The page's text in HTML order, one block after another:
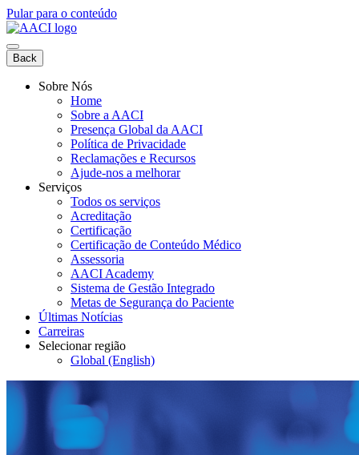
Pular para o conteúdo
Back
Sobre Nós
Home
Sobre a AACI
Presença Global da AACI
Política de Privacidade
Reclamações e Recursos
Ajude-nos a melhorar
Serviços
Todos os serviços
Acreditação
Certificação
Certificação de Conteúdo Médico
Assessoria
AACI Academy
Sistema de Gestão Integrado
Metas de Segurança do Paciente
Últimas Notícias
Carreiras
Selecionar região
Global (English)